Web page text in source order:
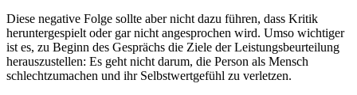
Diese negative Folge sollte aber nicht dazu führen, dass Kritik
heruntergespielt oder gar nicht angesprochen wird. Umso wichtiger
ist es, zu Beginn des Gesprächs die Ziele der Leistungsbeurteilung
herauszustellen: Es geht nicht darum, die Person als Mensch
schlechtzumachen und ihr Selbstwertgefühl zu verletzen.